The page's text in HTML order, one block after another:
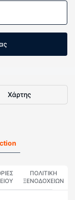
Χάρτης
ΠΟΛΙΤΙΚΗ
ΞΕΝΟΔΟΧΕΊΩΝ